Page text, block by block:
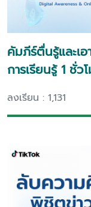
คัมภีร์ตื่นรู้และเ
การเรียนรู้ 1 ชั่ว
ลงเรียน : 1,131